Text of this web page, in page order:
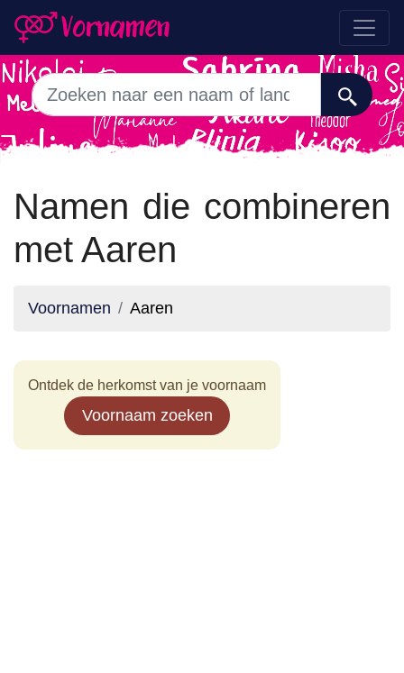
Namen die combineren
met Aaren
Voornamen Aaren
Ontdek de herkomst van je voornaam
Voornaam zoeken